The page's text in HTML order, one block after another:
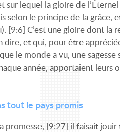
lequel la gloire de l’Éternel
selon le principe de la grâce,
[9:6] C’est une gloire dont la
dire, et qui, pour être
le monde a vu, une sagesse
année, apportaient leurs
tout le pays promis
promesse, [9:27] il faisait